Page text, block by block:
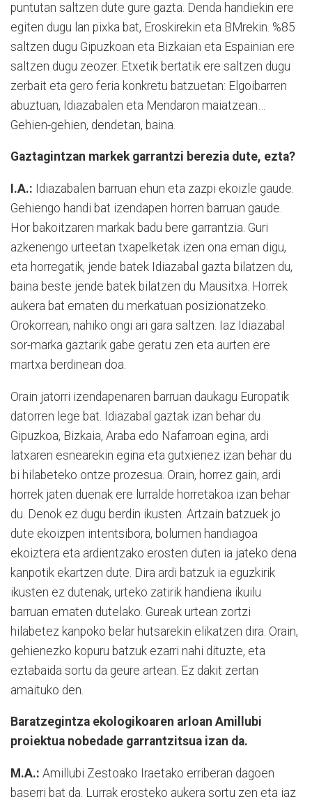
puntutan saltzen dute gure gazta. Denda handiekin ere
egiten dugu lan pixka bat, Eroskirekin eta BMrekin. %85
saltzen dugu Gipuzkoan eta Bizkaian eta Espainian ere
saltzen dugu zeozer. Etxetik bertatik ere saltzen dugu
zerbait eta gero feria konkretu batzuetan: Elgoibarren
abuztuan, Idiazabalen eta Mendaron maiatzean…
Gehien-gehien, dendetan, baina.
Gaztagintzan markek garrantzi berezia dute, ezta?
I.A.: Idiazabalen barruan ehun eta zazpi ekoizle gaude.
Gehiengo handi bat izendapen horren barruan gaude.
Hor bakoitzaren markak badu bere garrantzia. Guri
azkenengo urteetan txapelketak izen ona eman digu,
eta horregatik, jende batek Idiazabal gazta bilatzen du,
baina beste jende batek bilatzen du Mausitxa. Horrek
aukera bat ematen du merkatuan posizionatzeko.
Orokorrean, nahiko ongi ari gara saltzen. Iaz Idiazabal
sor-marka gaztarik gabe geratu zen eta aurten ere
martxa berdinean doa.
Orain jatorri izendapenaren barruan daukagu Europatik
datorren lege bat. Idiazabal gaztak izan behar du
Gipuzkoa, Bizkaia, Araba edo Nafarroan egina, ardi
latxaren esnearekin egina eta gutxienez izan behar du
bi hilabeteko ontze prozesua. Orain, horrez gain, ardi
horrek jaten duenak ere lurralde horretakoa izan behar
du. Denok ez dugu berdin ikusten. Artzain batzuek jo
dute ekoizpen intentsibora, bolumen handiagoa
ekoiztera eta ardientzako erosten duten ia jateko dena
kanpotik ekartzen dute. Dira ardi batzuk ia eguzkirik
ikusten ez dutenak, urteko zatirik handiena ikuilu
barruan ematen dutelako. Gureak urtean zortzi
hilabetez kanpoko belar hutsarekin elikatzen dira. Orain,
gehienezko kopuru batzuk ezarri nahi dituzte, eta
eztabaida sortu da geure artean. Ez dakit zertan
amaituko den.
Baratzegintza ekologikoaren arloan Amillubi
proiektua nobedade garrantzitsua izan da.
M.A.: Amillubi Zestoako Iraetako erriberan dagoen
baserri bat da. Lurrak erosteko aukera sortu zen eta iaz